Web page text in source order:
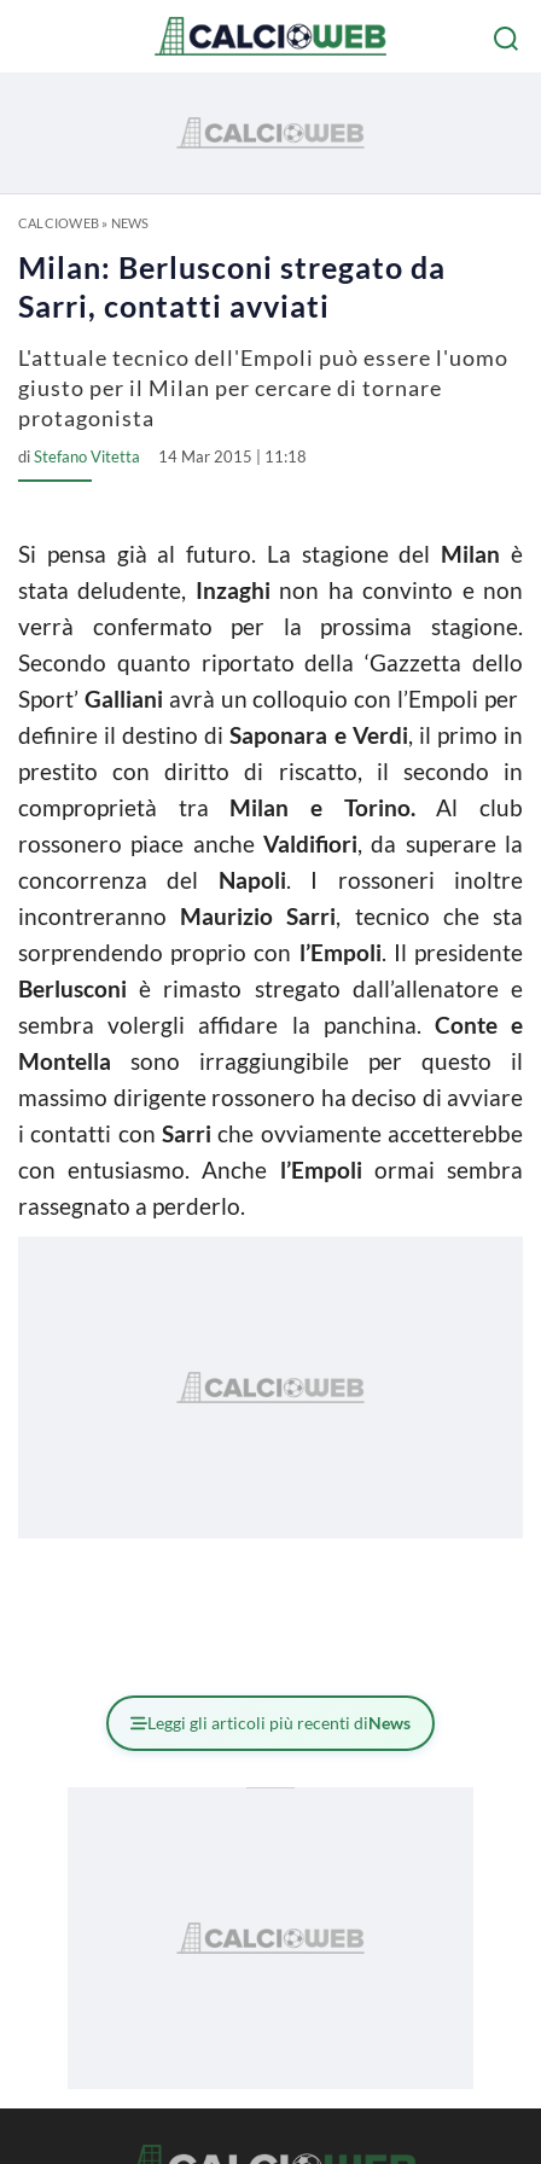
CALCIOWEB» NEWS
Milan: Berlusconi stregato da
Sarri, contatti avviati
L'attuale tecnico dell'Empoli può essere l'uomo
giusto per il Milan per cercare di tornare
protagonista
diStefano Vitetta 14 Mar 2015 | 11:18
Si pensa già al futuro. La stagione del Milan è
stata deludente, Inzaghi non ha convinto e non
verrà confermato per la prossima stagione.
Secondo quanto riportato della ‘Gazzetta dello
Sport’ Galliani avrà un colloquio con l’Empoli per
definire il destino diSaponara e Verdi, il primo in
prestito con diritto di riscatto, il secondo in
comproprietà tra Milan e Torino.Al club
rossonero piace anche Valdifiori, da superare la
concorrenza del Napoli. I rossoneri inoltre
incontreranno Maurizio Sarri, tecnico che sta
sorprendendo proprio con l’Empoli. Il presidente
Berlusconi è rimasto stregato dall’allenatore e
sembra volergli affidare la panchina. Conte e
Montella sono irraggiungibile per questo il
massimo dirigente rossonero ha deciso di avviare
i contatti con Sarri che ovviamente accetterebbe
con entusiasmo. Anche l’Empoli ormai sembra
rassegnato a perderlo.
Leggi gli articoli più recenti diNews